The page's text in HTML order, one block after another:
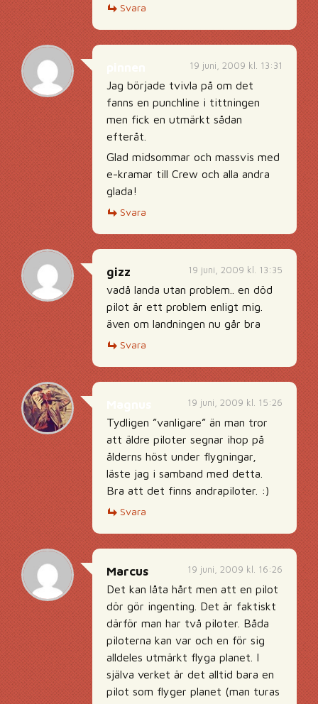
Svara
19 juni, 2009 kl. 13:31
Jag började tvivla på om det
fanns en punchline i tittningen
men fick en utmärkt sådan
efteråt.
Glad midsommar och massvis med
e-kramar till Crew och alla andra
glada!
Svara
19 juni, 2009 kl. 13:35
gizz
vadå landa utan problem.. en död
pilot är ett problem enligt mig.
även om landningen nu går bra
Svara
19 juni, 2009 kl. 15:26
Tydligen ”vanligare” än man tror
att äldre piloter segnar ihop på
ålderns höst under flygningar,
läste jag i samband med detta.
Bra att det finns andrapiloter. :)
Svara
19 juni, 2009 kl. 16:26
Marcus
Det kan låta hårt men att en pilot
dör gör ingenting. Det är faktiskt
därför man har två piloter. Båda
piloterna kan var och en för sig
alldeles utmärkt flyga planet. I
själva verket är det alltid bara en
pilot som flyger planet (man turas